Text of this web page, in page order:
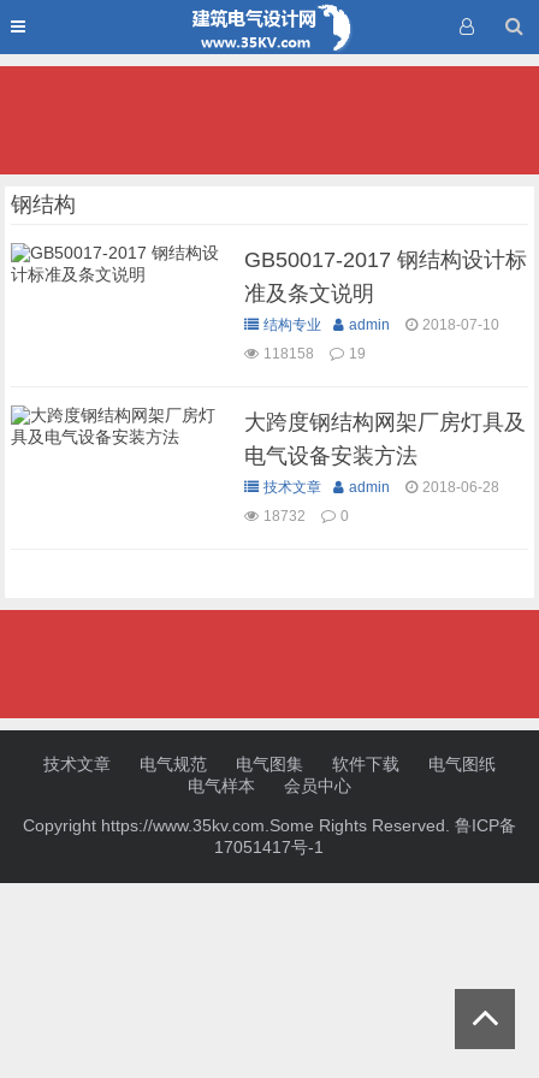
钢结构
GB50017-2017 钢结构设计标
准及条文说明
结构专业 admin
2018-07-10
118158
19
大跨度钢结构网架厂房灯具及
电气设备安装方法
技术文章 admin
2018-06-28
18732
0
技术文章 电气规范 电气图集 软件下载
电气图纸
电气样本
会员中心
Copyright https://www.35kv.com.Some Rights Reserved. 鲁ICP备
17051417号-1